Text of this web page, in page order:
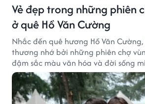
Vẻ đẹp trong những phiên
ở quê Hồ Văn Cường
Nhắc đến quê hương Hồ Văn
thương nhớ bởi những phiên chợ
đậm sắc màu văn hóa và đời sống